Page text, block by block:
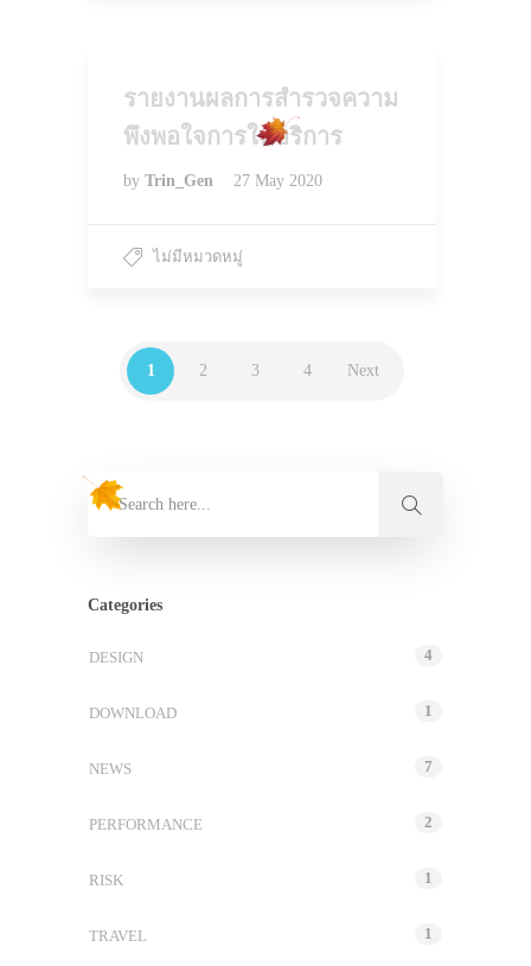
รายงานผลการสำรวจความ
พึงพอใจการให้บริการ
by Trin_Gen 27 May 2020
ไม่มีหมวดหมู่
1 2 3 4 Next
Categories
DESIGN 4
DOWNLOAD 1
NEWS 7
PERFORMANCE 2
RISK 1
TRAVEL 1